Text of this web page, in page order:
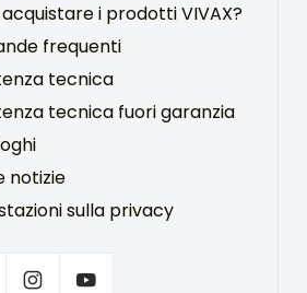
i prodotti VIVAX?
frequenti
tecnica
tecnica fuori garanzia
notizie
sulla privacy